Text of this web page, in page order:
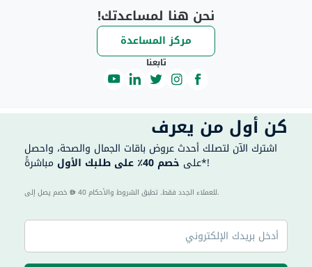
نحن هنا لمساعدتك!
مركز المساعدة
تابعنا
كن أول من يعرف
اشترك الآن لتصلك أحدث عروض باقات الجمال والصحة، واحصل
على خصم 40٪ على طلبك الأول مباشرةً*!
40 للعملاء الجدد فقط. تطبق الشروط والأحكام.